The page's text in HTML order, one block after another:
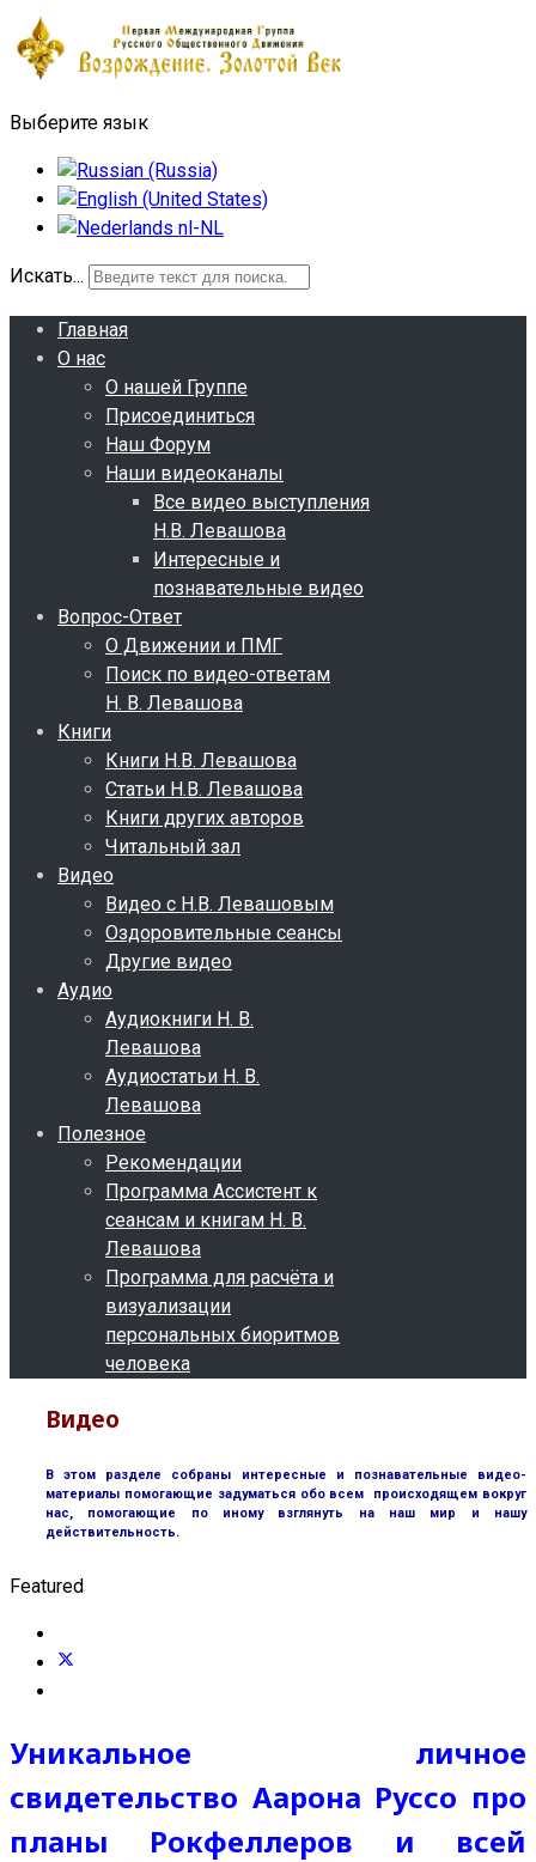
Выберите язык
Искать...
Главная
О нас
О нашей Группе
Присоединиться
Наш Форум
Наши видеоканалы
Все видео выступления
Н.В. Левашова
Интересные и
познавательные видео
Вопрос-Ответ
О Движении и ПМГ
Поиск по видео-ответам
Н. В. Левашова
Книги
Книги Н.В. Левашова
Статьи Н.В. Левашова
Книги других авторов
Читальный зал
Видео
Видео с Н.В. Левашовым
Оздоровительные сеансы
Другие видео
Аудио
Аудиокниги Н. В.
Левашова
Аудиостатьи Н. В.
Левашова
Полезное
Рекомендации
Программа Ассистент к
сеансам и книгам Н. В.
Левашова
Программа для расчёта и
визуализации
персональных биоритмов
человека
Видео
В этом разделе собраны интересные и познавательные видео-
материалы помогающие задуматься обо всем происходящем вокруг
нас, помогающие по иному взглянуть на наш мир и нашу
действительность.
Featured
Уникальное личное
свидетельство Аарона Руссо про
планы Рокфеллеров и всей